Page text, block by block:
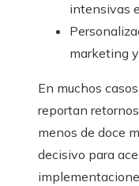
intensivas
marketing
En muchos
reportan
menos de doce
decisivo para